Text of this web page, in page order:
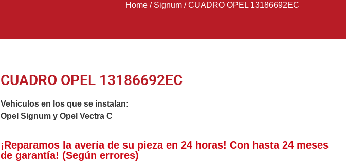
Home/ Signum/CUADRO OPEL 13186692EC
CUADRO OPEL 13186692EC
Vehículos en los que se instalan:
Opel Signum y Opel Vectra C
¡Reparamos la avería de su pieza en 24 horas! Con hasta 24 meses
de garantía! (Según errores)